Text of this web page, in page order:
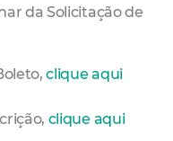
da Solicitação de
clique aqui
clique aqui